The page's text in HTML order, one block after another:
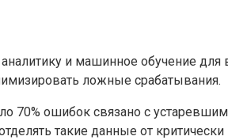
и машинное обучение
ложные срабатывания.
70% ошибок связано с
такие данные от